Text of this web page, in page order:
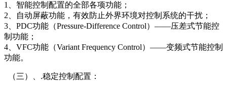
1、智能控制配置的全部各项功能；
2、自动屏蔽功能，有效防止外界环境对控制系统的干扰；
3、PDC功能（Pressure-Difference Control）——压差式节能控
制功能；
4、VFC功能（Variant Frequency Control）——变频式节能控制
功能。
（三）、.稳定控制配置：